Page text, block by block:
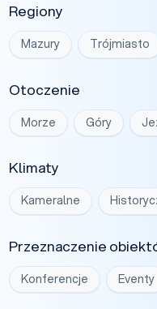
Regiony
Mazury Trójmiasto
Otoczenie
Morze Góry
Klimaty
Kameralne
Przeznaczenie
Konferencje Eventy